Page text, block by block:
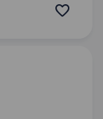
— команда,